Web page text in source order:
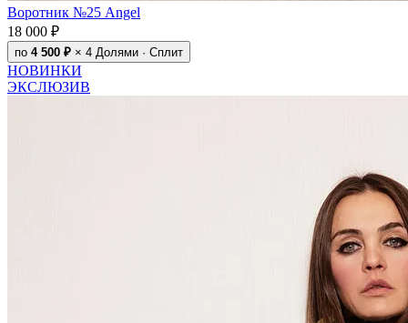
Воротник №25 Angel
18 000 ₽
по 4 500 ₽ × 4 Долями · Сплит
НОВИНКИ
ЭКСЛЮЗИВ